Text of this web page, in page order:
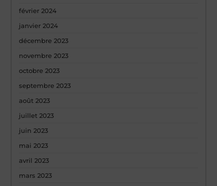
février 2024
janvier 2024
décembre 2023
novembre 2023
octobre 2023
septembre 2023
août 2023
juillet 2023
juin 2023
mai 2023
avril 2023
mars 2023